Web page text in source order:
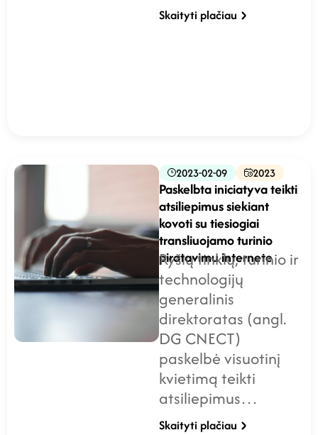
Skaityti plačiau
2023-02-09 2023
Paskelbta iniciatyva teikti
atsiliepimus siekiant
kovoti su tiesiogiai
transliuojamo turinio
piratavimu internete
Ryšių tinklų, turinio ir
technologijų
generalinis
direktoratas (angl.
DG CNECT)
paskelbė visuotinį
kvietimą teikti
atsiliepimus…
Skaityti plačiau